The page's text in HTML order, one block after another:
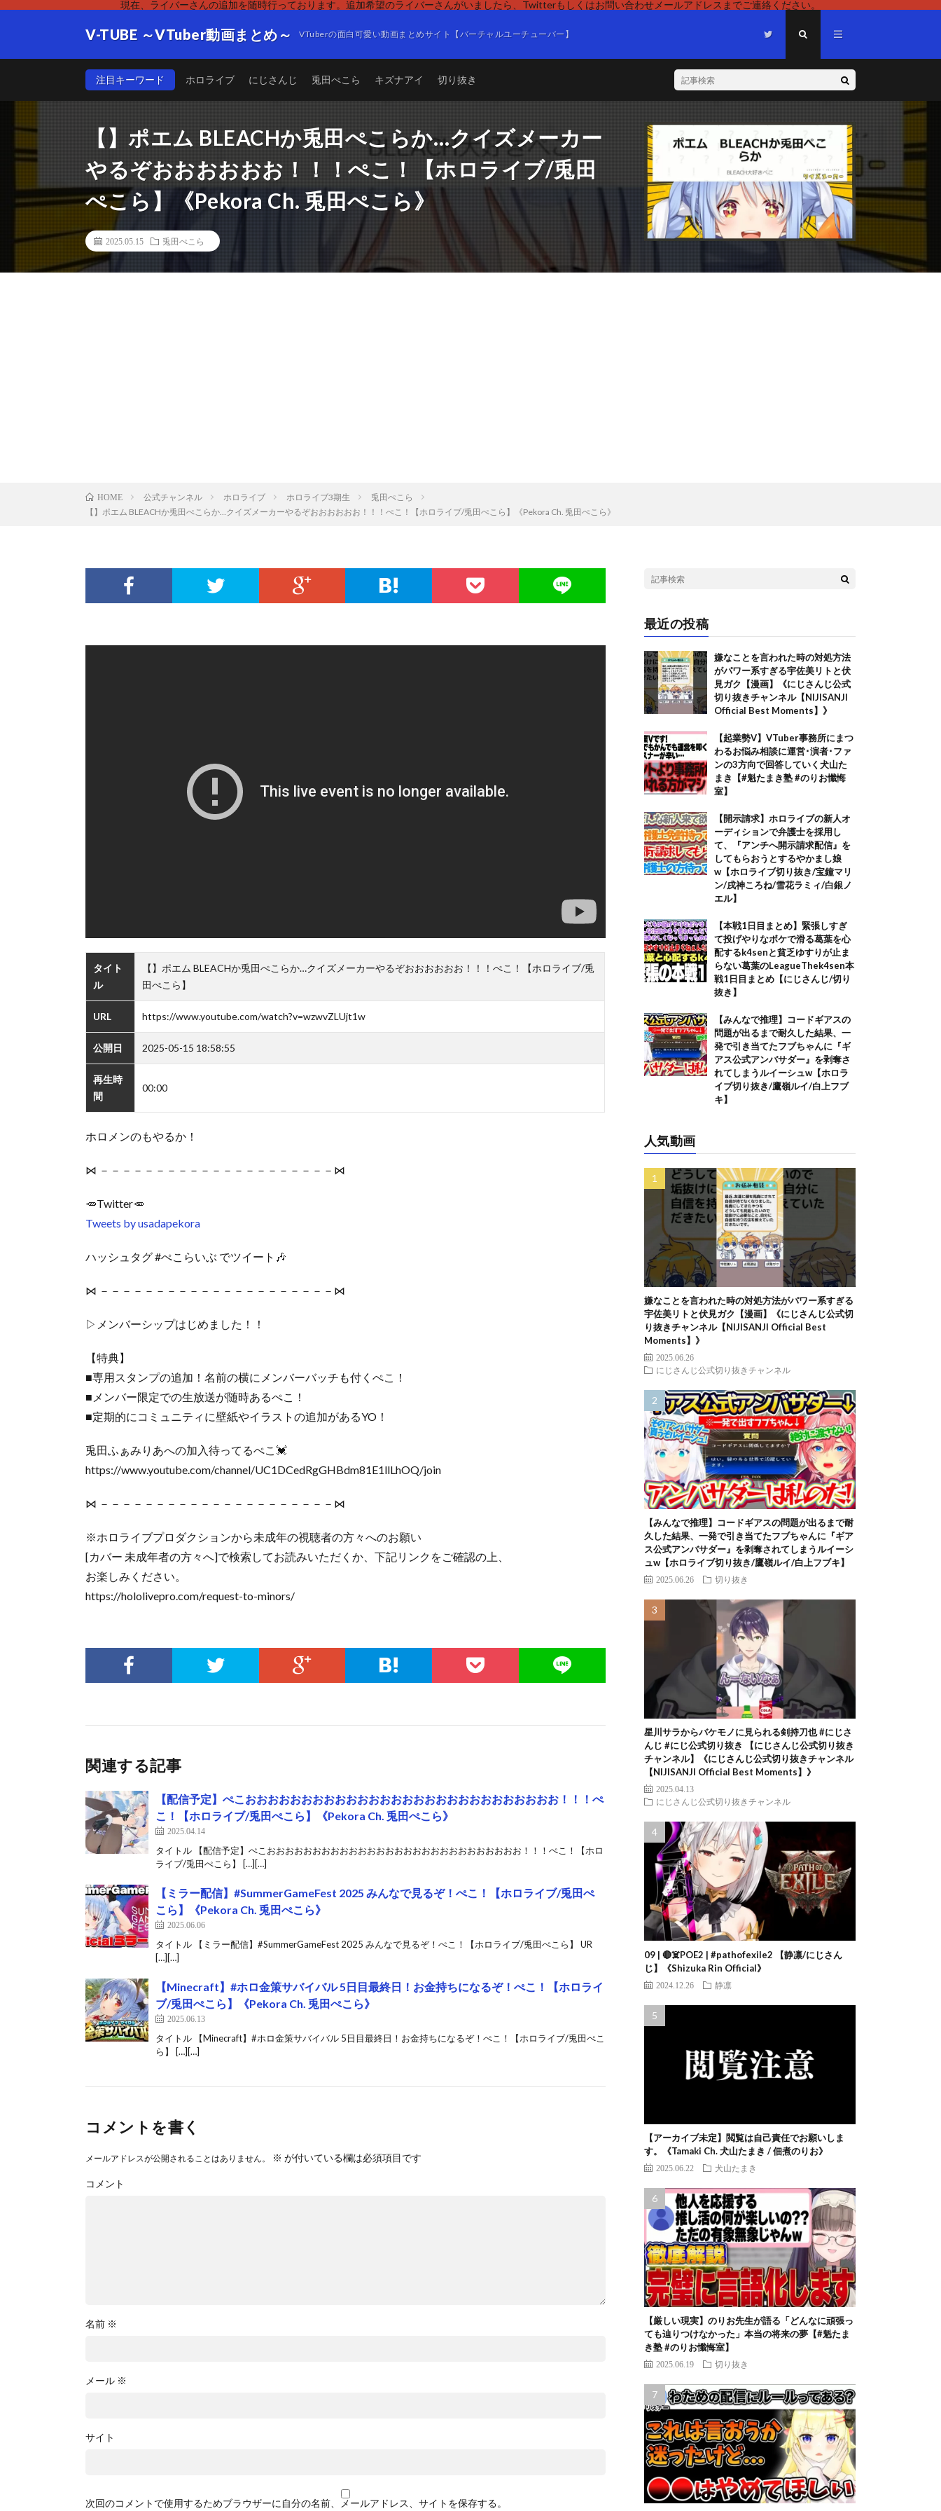
現在、ライバーさんの追加を随時行っております。追加希望のライバーさんがいましたら、Twitterもしくはお問い合わせメールアドレスまでご連絡ください。
V-TUBE ～VTuber動画まとめ～ VTuberの面白可愛い動画まとめサイト【バーチャルユーチューバー】
注目キーワード ホロライブ にじさんじ 兎田ぺこら キズナアイ 切り抜き
【】ポエム BLEACHか兎田ぺこらか…クイズメーカー
やるぞおおおおおお！！！ぺこ！【ホロライブ/兎田
ぺこら】《Pekora Ch. 兎田ぺこら》
2025.05.15 兎田ぺこら
HOME 公式チャンネル ホロライブ ホロライブ3期生
兎田ぺこら
【】ポエム BLEACHか兎田ぺこらか…クイズメーカーやるぞおおおおおお！！！ぺこ！【ホロライブ/兎田ぺこら】《Pekora Ch. 兎田ぺこら》
タイト
ル
【】ポエム BLEACHか兎田ぺこらか…クイズメーカーやるぞおおおおおお！！！ぺこ！【ホロライブ/兎
田ぺこら】
URL https://www.youtube.com/watch?v=wzwvZLUjt1w
公開日 2025-05-15 18:58:55
再生時
間
00:00
ホロメンのもやるか！
⋈ －－－－－－－－－－－－－－－－－－－－－⋈
🥕Twitter🥕
Tweets by usadapekora
ハッシュタグ #ぺこらいぶ でツイート🎶
⋈ －－－－－－－－－－－－－－－－－－－－－⋈
▷メンバーシップはじめました！！
【特典】
■専用スタンプの追加！名前の横にメンバーバッチも付くぺこ！
■メンバー限定での生放送が随時あるぺこ！
■定期的にコミュニティに壁紙やイラストの追加があるYO！
兎田ふぁみりあへの加入待ってるぺこ💓
https://www.youtube.com/channel/UC1DCedRgGHBdm81E1llLhOQ/join
⋈ －－－－－－－－－－－－－－－－－－－－－⋈
※ホロライブプロダクションから未成年の視聴者の方々へのお願い
[カバー 未成年者の方々へ]で検索してお読みいただくか、下記リンクをご確認の上、
お楽しみください。
https://hololivepro.com/request-to-minors/
関連する記事
【配信予定】ぺこおおおおおおおおおおおおおおおおおおおおおおおおおおおお！！！ぺ
こ！【ホロライブ/兎田ぺこら】《Pekora Ch. 兎田ぺこら》
2025.04.14
タイトル 【配信予定】ぺこおおおおおおおおおおおおおおおおおおおおおおおおおおおお！！！ぺこ！【ホロ
ライブ/兎田ぺこら】 […][…]
【ミラー配信】#SummerGameFest 2025 みんなで見るぞ！ぺこ！【ホロライブ/兎田ぺ
こら】《Pekora Ch. 兎田ぺこら》
2025.06.06
タイトル 【ミラー配信】#SummerGameFest 2025 みんなで見るぞ！ぺこ！【ホロライブ/兎田ぺこら】 UR
[…][…]
【Minecraft】#ホロ金策サバイバル 5日目最終日！お金持ちになるぞ！ぺこ！【ホロライ
ブ/兎田ぺこら】《Pekora Ch. 兎田ぺこら》
2025.06.13
タイトル 【Minecraft】#ホロ金策サバイバル 5日目最終日！お金持ちになるぞ！ぺこ！【ホロライブ/兎田ぺこ
ら】 […][…]
コメントを書く
メールアドレスが公開されることはありません。 ※ が付いている欄は必須項目です
コメント
名前 ※
メール ※
サイト
次回のコメントで使用するためブラウザーに自分の名前、メールアドレス、サイトを保存する。
最近の投稿
嫌なことを言われた時の対処方法
がパワー系すぎる宇佐美リトと伏
見ガク【漫画】《にじさんじ公式
切り抜きチャンネル【NIJISANJI
Official Best Moments】》
【起業勢V】VTuber事務所にまつ
わるお悩み相談に運営･演者･ファ
ンの3方向で回答していく犬山た
まき【#魁たまき塾 #のりお懺悔
室】
【開示請求】ホロライブの新人オ
ーディションで弁護士を採用し
て、『アンチへ開示請求配信』を
してもらおうとするやかまし娘
w【ホロライブ切り抜き/宝鐘マリ
ン/戌神ころね/雪花ラミィ/白銀ノ
エル】
【本戦1日目まとめ】緊張しすぎ
て投げやりなボケで滑る葛葉を心
配するk4senと貧乏ゆすりが止ま
らない葛葉のLeagueThek4sen本
戦1日目まとめ【にじさんじ/切り
抜き】
【みんなで推理】コードギアスの
問題が出るまで耐久した結果、一
発で引き当てたフブちゃんに『ギ
アス公式アンバサダー』を剥奪さ
れてしまうルイーシュw【ホロラ
イブ切り抜き/鷹嶺ルイ/白上フブ
キ】
人気動画
嫌なことを言われた時の対処方法がパワー系すぎる
宇佐美リトと伏見ガク【漫画】《にじさんじ公式切
り抜きチャンネル【NIJISANJI Official Best
Moments】》
2025.06.26
にじさんじ公式切り抜きチャンネル
【みんなで推理】コードギアスの問題が出るまで耐
久した結果、一発で引き当てたフブちゃんに『ギア
ス公式アンバサダー』を剥奪されてしまうルイーシ
ュw【ホロライブ切り抜き/鷹嶺ルイ/白上フブキ】
2025.06.26 切り抜き
星川サラからバケモノに見られる剣持刀也 #にじさ
んじ #にじ公式切り抜き 【にじさんじ公式切り抜き
チャンネル】《にじさんじ公式切り抜きチャンネル
【NIJISANJI Official Best Moments】》
2025.04.13
にじさんじ公式切り抜きチャンネル
09 | 🔴☠️POE2 | #pathofexile2 【静凛/にじさん
じ】《Shizuka Rin Official》
2024.12.26 静凛
【アーカイブ未定】閲覧は自己責任でお願いしま
す。《Tamaki Ch. 犬山たまき / 佃煮のりお》
2025.06.22 犬山たまき
【厳しい現実】のりお先生が語る「どんなに頑張っ
ても辿りつけなかった」本当の将来の夢【#魁たま
き塾 #のりお懺悔室】
2025.06.19 切り抜き